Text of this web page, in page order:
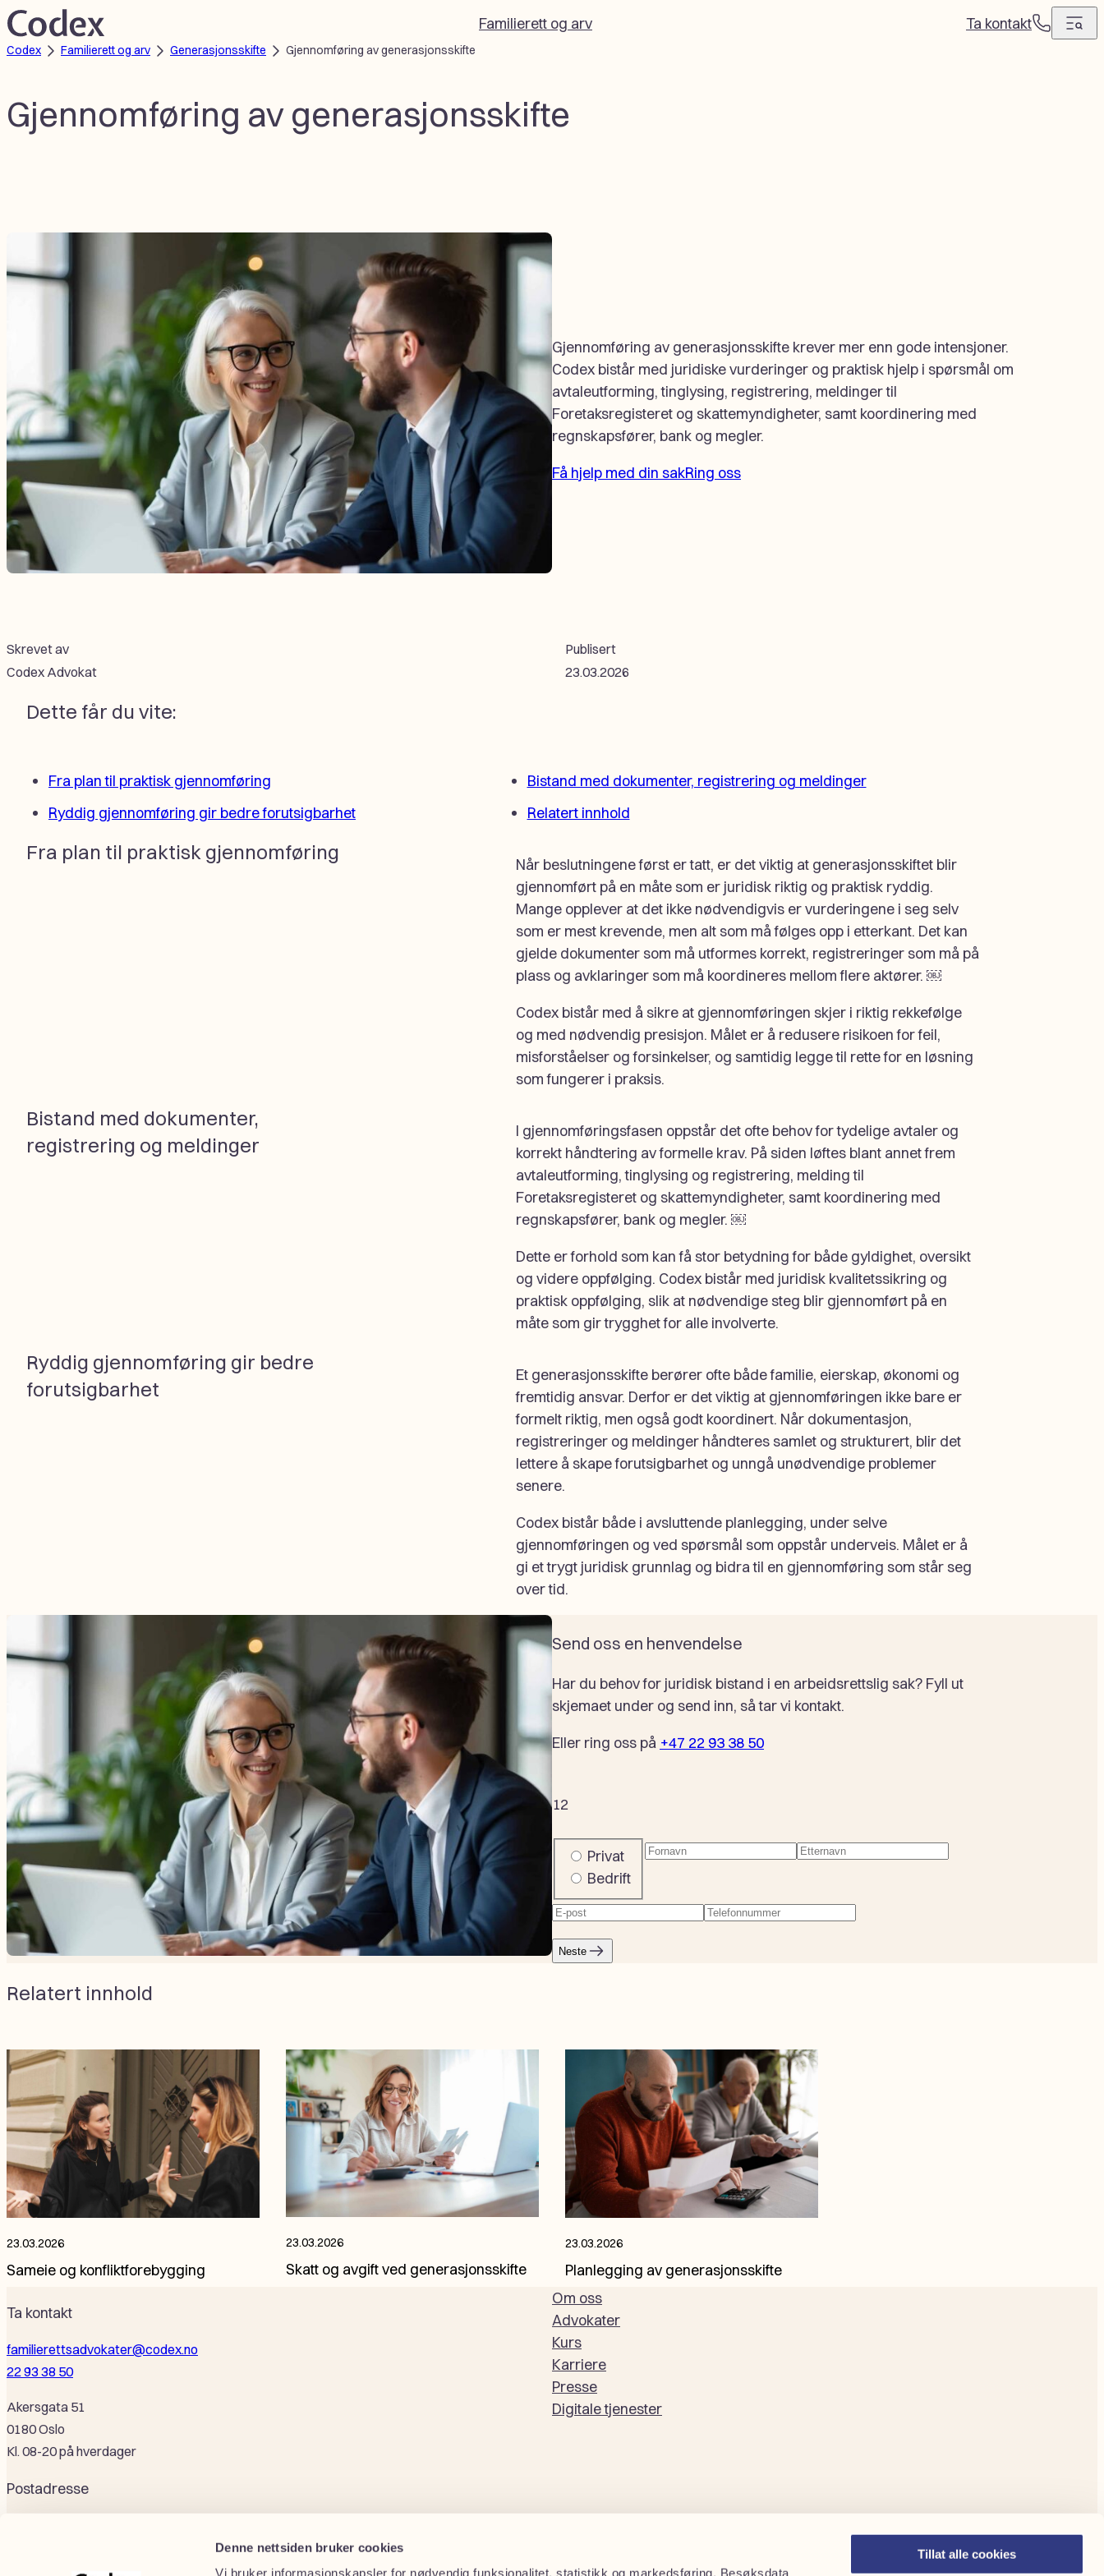
Denne nettsiden bruker cookies
Vi bruker informasjonskapsler for nødvendig funksjonalitet, statistikk og markedsføring. Besøksdata
Tillat alle cookies
Hopp
til
innhold
Familierett og arv Ta kontakt
T
Codex Familierett og arv Generasjonsskifte Gjennomføring av generasjonsskifte
Gjennomføring av generasjonsskifte
Gjennomføring av generasjonsskifte krever mer enn gode intensjoner.
Codex bistår med juridiske vurderinger og praktisk hjelp i spørsmål om
avtaleutforming, tinglysing, registrering, meldinger til
Foretaksregisteret og skattemyndigheter, samt koordinering med
regnskapsfører, bank og megler.
Få hjelp med din sakRing oss
Skrevet av
Codex Advokat
Publisert
23.03.2026
Dette får du vite:
Fra plan til praktisk gjennomføring
Bistand med dokumenter, registrering og meldinger
Ryddig gjennomføring gir bedre forutsigbarhet
Relatert innhold
Fra plan til praktisk gjennomføring
Når beslutningene først er tatt, er det viktig at generasjonsskiftet blir
gjennomført på en måte som er juridisk riktig og praktisk ryddig.
Mange opplever at det ikke nødvendigvis er vurderingene i seg selv
som er mest krevende, men alt som må følges opp i etterkant. Det kan
gjelde dokumenter som må utformes korrekt, registreringer som må på
plass og avklaringer som må koordineres mellom flere aktører. ￼
Codex bistår med å sikre at gjennomføringen skjer i riktig rekkefølge
og med nødvendig presisjon. Målet er å redusere risikoen for feil,
misforståelser og forsinkelser, og samtidig legge til rette for en løsning
som fungerer i praksis.
Bistand med dokumenter,
registrering og meldinger
I gjennomføringsfasen oppstår det ofte behov for tydelige avtaler og
korrekt håndtering av formelle krav. På siden løftes blant annet frem
avtaleutforming, tinglysing og registrering, melding til
Foretaksregisteret og skattemyndigheter, samt koordinering med
regnskapsfører, bank og megler. ￼
Dette er forhold som kan få stor betydning for både gyldighet, oversikt
og videre oppfølging. Codex bistår med juridisk kvalitetssikring og
praktisk oppfølging, slik at nødvendige steg blir gjennomført på en
måte som gir trygghet for alle involverte.
Ryddig gjennomføring gir bedre
forutsigbarhet
Et generasjonsskifte berører ofte både familie, eierskap, økonomi og
fremtidig ansvar. Derfor er det viktig at gjennomføringen ikke bare er
formelt riktig, men også godt koordinert. Når dokumentasjon,
registreringer og meldinger håndteres samlet og strukturert, blir det
lettere å skape forutsigbarhet og unngå unødvendige problemer
senere.
Codex bistår både i avsluttende planlegging, under selve
gjennomføringen og ved spørsmål som oppstår underveis. Målet er å
gi et trygt juridisk grunnlag og bidra til en gjennomføring som står seg
over tid.
Send oss en henvendelse
Har du behov for juridisk bistand i en arbeidsrettslig sak? Fyll ut
skjemaet under og send inn, så tar vi kontakt.
Eller ring oss på +47 22 93 38 50
12
Company
or
private
Privat
Bedrift
Fornavn(Påkrevd) Etternavn(Påkrevd)
E-
Telefonnummer(Påkrevd)
Neste
Relatert innhold
23.03.2026
Sameie og konfliktforebygging
23.03.2026
Skatt og avgift ved generasjonsskifte
23.03.2026
Planlegging av generasjonsskifte
Ta kontakt
familierettsadvokater@codex.no
22 93 38 50
Akersgata 51
0180 Oslo
Kl. 08-20 på hverdager
Postadresse
Om oss
Advokater
Kurs
Karriere
Presse
Digitale tjenester